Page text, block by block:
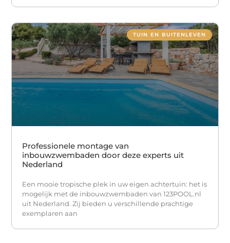
TUIN EN BUITENLEVEN
Professionele montage van
inbouwzwembaden door deze experts uit
Nederland
Een mooie tropische plek in uw eigen achtertuin: het is
mogelijk met de inbouwzwembaden van 123POOL.nl
uit Nederland. Zij bieden u verschillende prachtige
exemplaren aan